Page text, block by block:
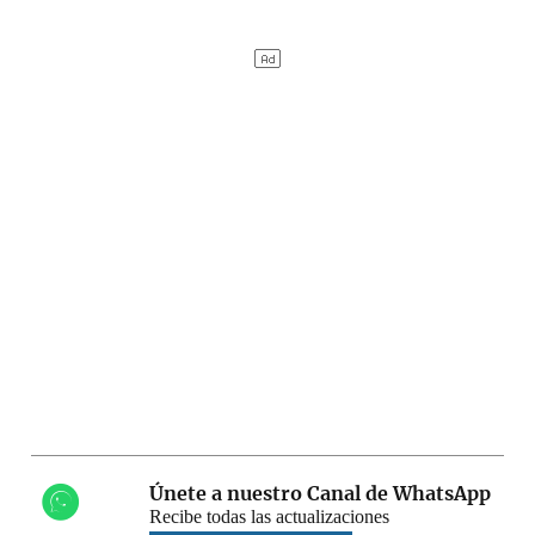
Únete a nuestro Canal de WhatsApp
Recibe todas las actualizaciones